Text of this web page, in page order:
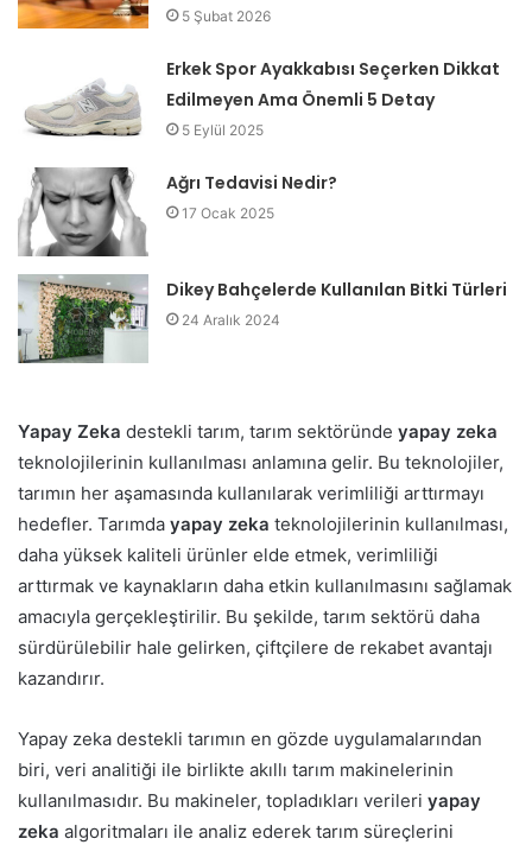
5 Şubat 2026
Erkek Spor Ayakkabısı Seçerken Dikkat
Edilmeyen Ama Önemli 5 Detay
5 Eylül 2025
Ağrı Tedavisi Nedir?
17 Ocak 2025
Dikey Bahçelerde Kullanılan Bitki Türleri
24 Aralık 2024
Yapay Zeka destekli tarım, tarım sektöründe yapay zeka
teknolojilerinin kullanılması anlamına gelir. Bu teknolojiler,
tarımın her aşamasında kullanılarak verimliliği arttırmayı
hedefler. Tarımda yapay zeka teknolojilerinin kullanılması,
daha yüksek kaliteli ürünler elde etmek, verimliliği
arttırmak ve kaynakların daha etkin kullanılmasını sağlamak
amacıyla gerçekleştirilir. Bu şekilde, tarım sektörü daha
sürdürülebilir hale gelirken, çiftçilere de rekabet avantajı
kazandırır.
Yapay zeka destekli tarımın en gözde uygulamalarından
biri, veri analitiği ile birlikte akıllı tarım makinelerinin
kullanılmasıdır. Bu makineler, topladıkları verileri yapay
zeka algoritmaları ile analiz ederek tarım süreçlerini